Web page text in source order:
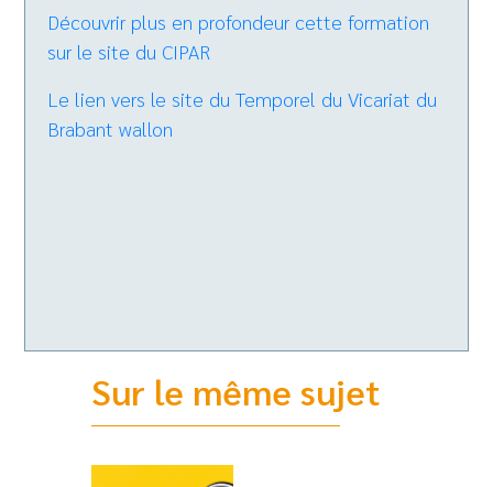
Découvrir plus en profondeur cette formation
sur le site du CIPAR
Le lien vers le site du Temporel du Vicariat du
Brabant wallon
Sur le même sujet